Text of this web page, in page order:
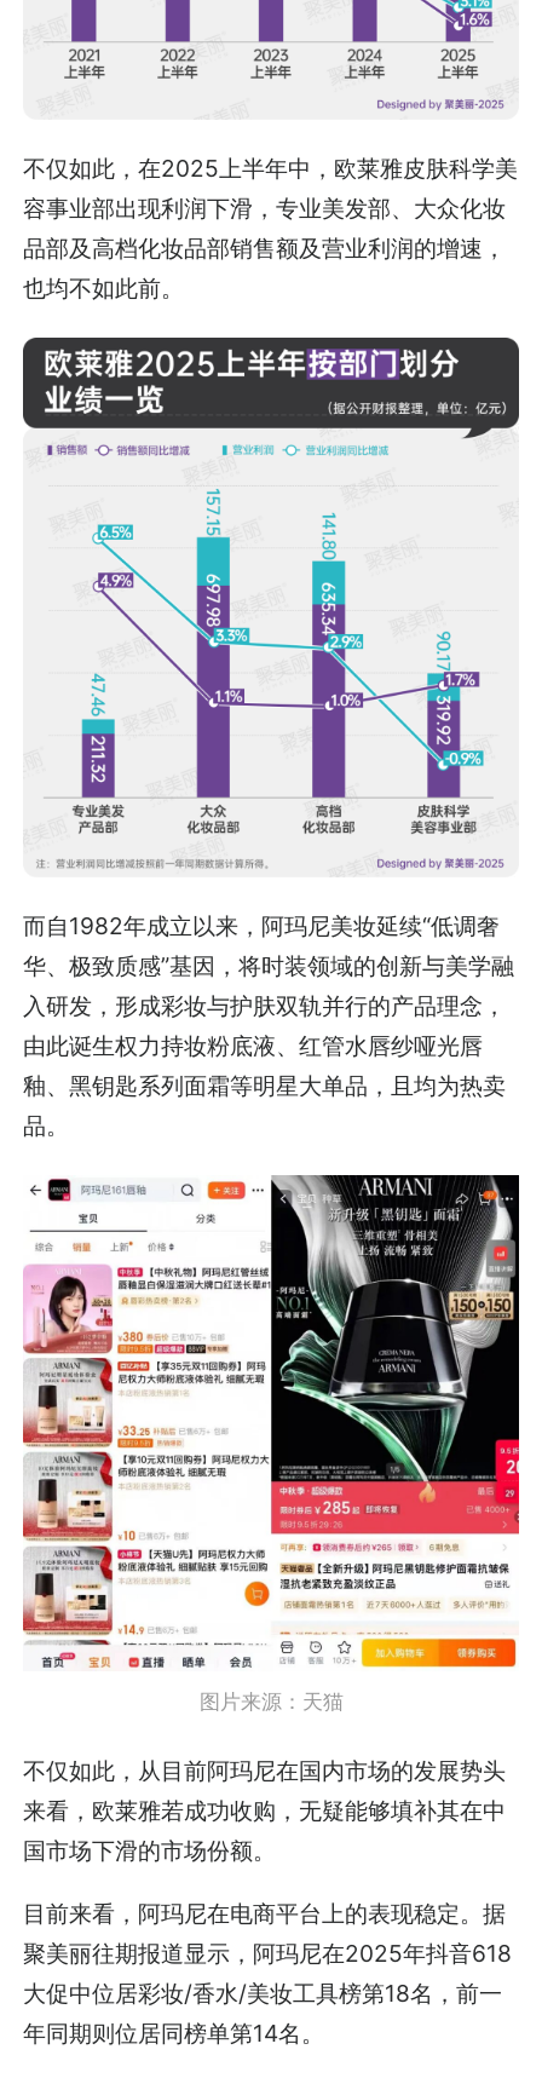
不仅如此，在2025上半年中，欧莱雅皮肤科学美
容事业部出现利润下滑，专业美发部、大众化妆
品部及高档化妆品部销售额及营业利润的增速，
也均不如此前。
而自1982年成立以来，阿玛尼美妆延续“低调奢
华、极致质感”基因，将时装领域的创新与美学融
入研发，形成彩妆与护肤双轨并行的产品理念，
由此诞生权力持妆粉底液、红管水唇纱哑光唇
釉、黑钥匙系列面霜等明星大单品，且均为热卖
品。
图片来源：天猫
不仅如此，从目前阿玛尼在国内市场的发展势头
来看，欧莱雅若成功收购，无疑能够填补其在中
国市场下滑的市场份额。
目前来看，阿玛尼在电商平台上的表现稳定。据
聚美丽往期报道显示，阿玛尼在2025年抖音618
大促中位居彩妆/香水/美妆工具榜第18名，前一
年同期则位居同榜单第14名。